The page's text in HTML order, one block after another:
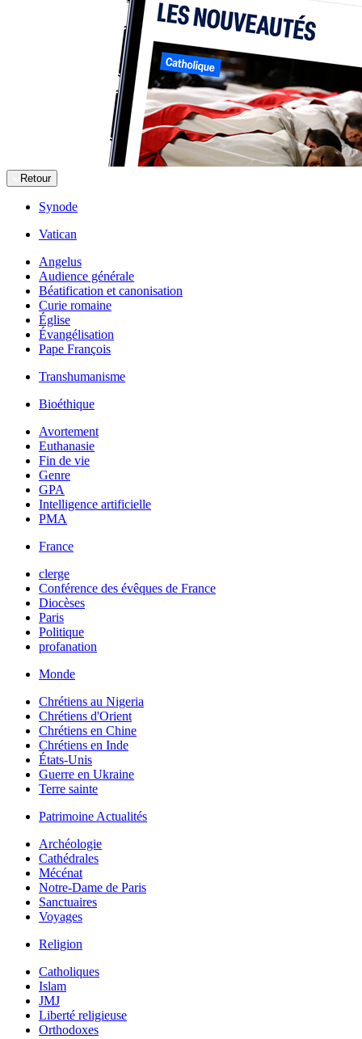
Retour
Synode
Vatican
Angelus
Audience générale
Béatification et canonisation
Curie romaine
Église
Évangélisation
Pape François
Transhumanisme
Bioéthique
Avortement
Euthanasie
Fin de vie
Genre
GPA
Intelligence artificielle
PMA
France
clerge
Conférence des évêques de France
Diocèses
Paris
Politique
profanation
Monde
Chrétiens au Nigeria
Chrétiens d'Orient
Chrétiens en Chine
Chrétiens en Inde
États-Unis
Guerre en Ukraine
Terre sainte
Patrimoine Actualités
Archéologie
Cathédrales
Mécénat
Notre-Dame de Paris
Sanctuaires
Voyages
Religion
Catholiques
Islam
JMJ
Liberté religieuse
Orthodoxes